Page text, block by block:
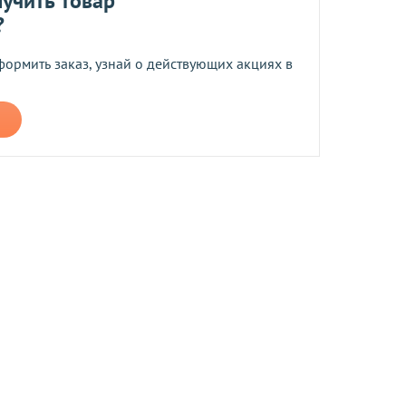
в случаях если товар не соответствует
заказ, узнай о действующих акциях в